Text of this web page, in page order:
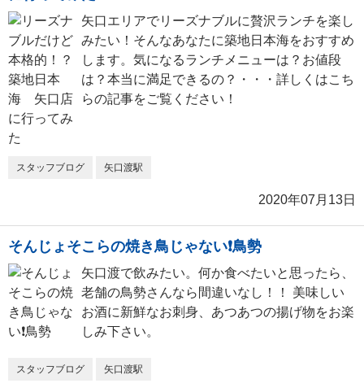
矢口エリアでリーズナブルに贅沢ランチを楽し
みたい！そんなあなたに築地日本海をおすすめ
します。気になるランチメニューは？お値段
は？本当に満足できるの？・・・詳しくはこち
らの記事をご覧ください！
スタッフブログ 矢口渡駅
2020年07月13日
そんじょそこらの焼き鳥じゃない❗鳥勢
矢口渡で飲みたい。何か食べたいと思ったら、
老舗の鳥勢さんなら間違いなし！！ 美味しい
お酒に新鮮なお刺身、あつあつの揚げ物をお楽
しみ下さい。
スタッフブログ 矢口渡駅